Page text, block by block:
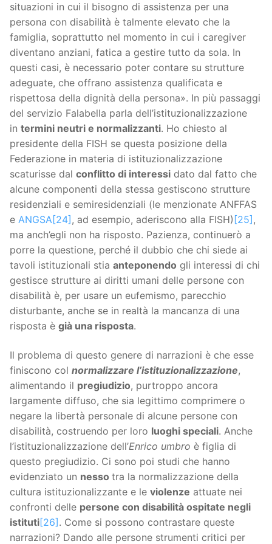
situazioni in cui il bisogno di assistenza per una
persona con disabilità è talmente elevato che la
famiglia, soprattutto nel momento in cui i caregiver
diventano anziani, fatica a gestire tutto da sola. In
questi casi, è necessario poter contare su strutture
adeguate, che offrano assistenza qualificata e
rispettosa della dignità della persona». In più passaggi
del servizio Falabella parla dell’istituzionalizzazione
in termini neutri e normalizzanti. Ho chiesto al
presidente della FISH se questa posizione della
Federazione in materia di istituzionalizzazione
scaturisse dal conflitto di interessi dato dal fatto che
alcune componenti della stessa gestiscono strutture
residenziali e semiresidenziali (le menzionate ANFFAS
e ANGSA[24] , ad esempio, aderiscono alla FISH) [25] ,
ma anch’egli non ha risposto. Pazienza, continuerò a
porre la questione, perché il dubbio che chi siede ai
tavoli istituzionali stia anteponendo gli interessi di chi
gestisce strutture ai diritti umani delle persone con
disabilità è, per usare un eufemismo, parecchio
disturbante, anche se in realtà la mancanza di una
risposta è già una risposta.
Il problema di questo genere di narrazioni è che esse
finiscono col normalizzare l’istituzionalizzazione,
alimentando il pregiudizio, purtroppo ancora
largamente diffuso, che sia legittimo comprimere o
negare la libertà personale di alcune persone con
disabilità, costruendo per loro luoghi speciali. Anche
l’istituzionalizzazione dell’Enrico umbro è figlia di
questo pregiudizio. Ci sono poi studi che hanno
evidenziato un nesso tra la normalizzazione della
cultura istituzionalizzante e le violenze attuate nei
confronti delle persone con disabilità ospitate negli
istituti[26]. Come si possono contrastare queste
narrazioni? Dando alle persone strumenti critici per